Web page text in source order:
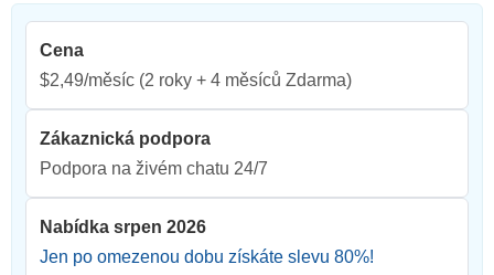
Cena
$2,49/měsíc (2 roky + 4 měsíců Zdarma)
Zákaznická podpora
Podpora na živém chatu 24/7
Nabídka srpen 2026
Jen po omezenou dobu získáte slevu 80%!